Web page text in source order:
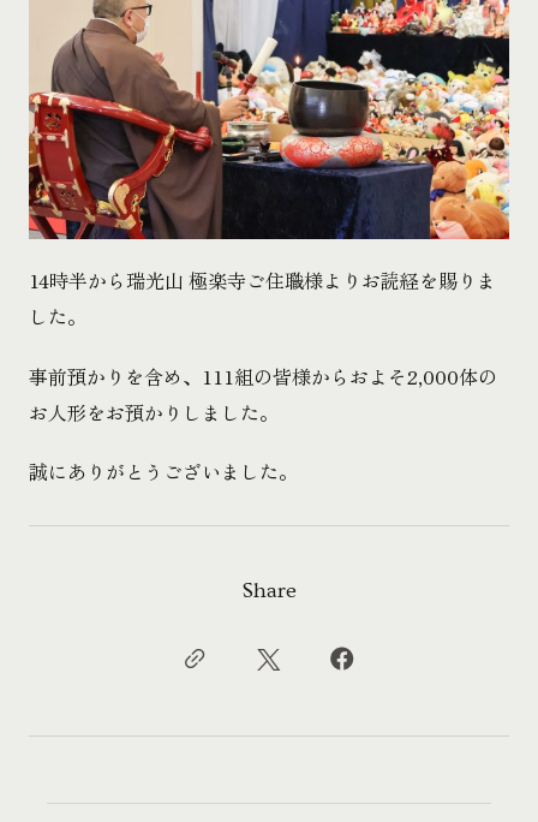
14時半から瑞光山 極楽寺ご住職様よりお読経を賜りま
した。
事前預かりを含め、111組の皆様からおよそ2,000体の
お人形をお預かりしました。
誠にありがとうございました。
Share